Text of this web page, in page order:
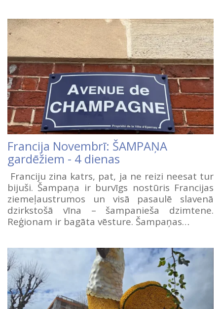
Francija Novembrī: ŠAMPAŅA
gardēžiem - 4 dienas
Franciju zina katrs, pat, ja ne reizi neesat tur
bijuši. Šampaņa ir burvīgs nostūris Francijas
ziemeļaustrumos un visā pasaulē slavenā
dzirkstošā vīna – šampanieša dzimtene.
Reģionam ir bagāta vēsture. Šampaņas…